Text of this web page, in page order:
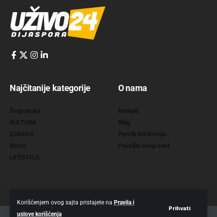
Korišćenjem ovog sajta pristajete na Pravila i
uslove korišćenja
Prihvati
Najčitanije kategorije O nama